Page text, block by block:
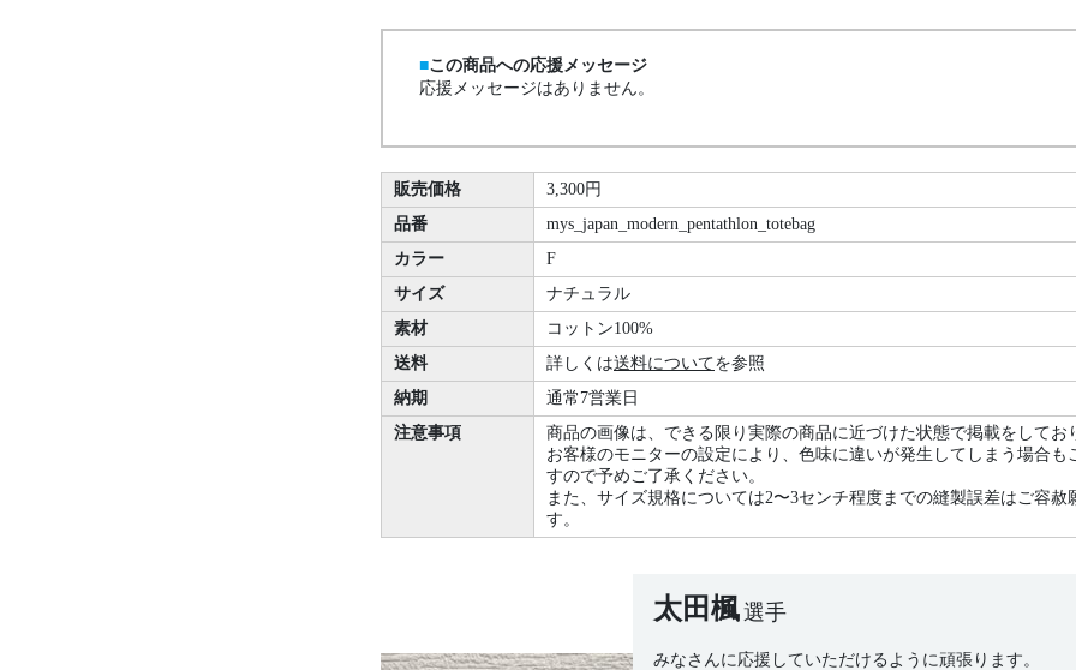
この商品への応援メッセージ
応援メッセージはありません。
販売価格
3,300円
品番
mys_japan_modern_pentathlon_totebag
カラー
F
サイズ
ナチュラル
素材
コットン100%
送料
詳しくは送料についてを参照
納期
通常7営業日
注意事項
商品の画像は、できる限り実際の商品に近づけた状態で掲載をしてお
お客様のモニターの設定により、色味に違いが発生してしまう場合も
すので予めご了承ください。
また、サイズ規格については2〜3センチ程度までの縫製誤差はご容赦
す。
太田楓選手
みなさんに応援していただけるように頑張ります。